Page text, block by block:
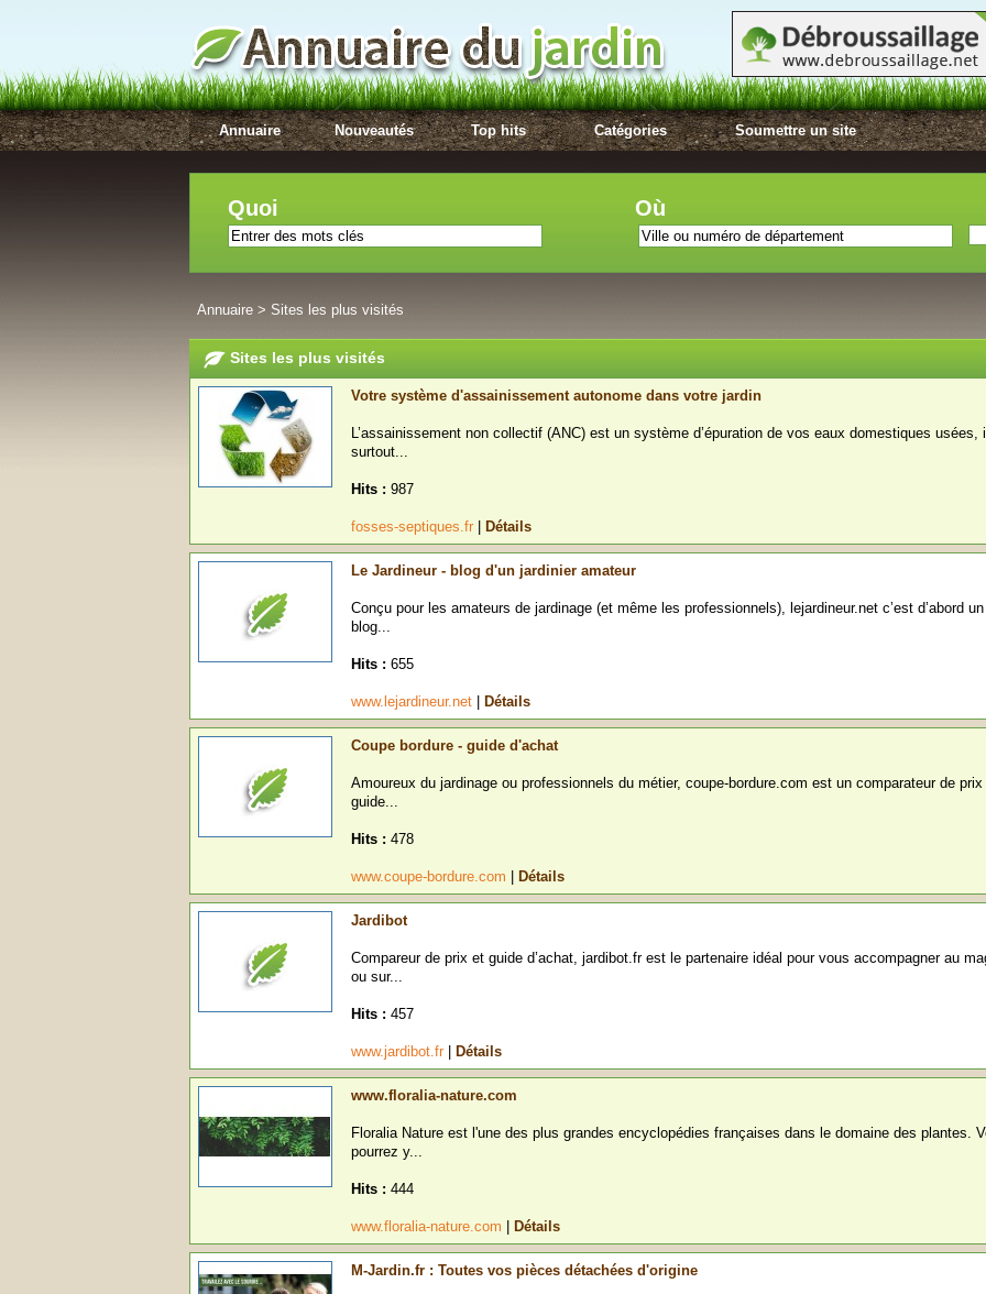
Annuaire Nouveautés Top hits Catégories Soumettre un site
Quoi Où
Annuaire > Sites les plus visités
Sites les plus visités
Votre système d'assainissement autonome dans votre jardin
L’assainissement non collectif (ANC) est un système d’épuration de vos eaux domestiques usées,
surtout...
Hits : 987
fosses-septiques.fr Détails
Le Jardineur - blog d'un jardinier amateur
Conçu pour les amateurs de jardinage (et même les professionnels), lejardineur.net c’est d’abord un
blog...
Hits : 655
www.lejardineur.net Détails
Coupe bordure - guide d'achat
Amoureux du jardinage ou professionnels du métier, coupe-bordure.com est un comparateur de
guide...
Hits : 478
www.coupe-bordure.com Détails
Jardibot
Compareur de prix et guide d’achat, jardibot.fr est le partenaire idéal pour vous accompagner au
ou sur...
Hits : 457
www.jardibot.fr Détails
www.floralia-nature.com
Floralia Nature est l'une des plus grandes encyclopédies françaises dans le domaine des plantes.
pourrez y...
Hits : 444
www.floralia-nature.com Détails
M-Jardin.fr : Toutes vos pièces détachées d'origine